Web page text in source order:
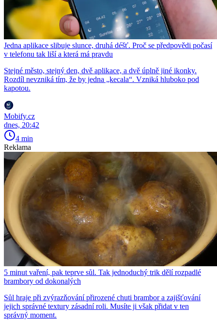
Jedna aplikace slibuje slunce, druhá déšť. Proč se předpovědi počasí
v telefonu tak liší a která má pravdu
Stejné město, stejný den, dvě aplikace, a dvě úplně jiné ikonky.
Rozdíl nevzniká tím, že by jedna „kecala“. Vzniká hluboko pod
kapotou.
Mobify.cz
dnes, 20:42
4 min
Reklama
5 minut vaření, pak teprve sůl. Tak jednoduchý trik dělí rozpadlé
brambory od dokonalých
Sůl hraje při zvýrazňování přirozené chuti brambor a zajišťování
jejich správné textury zásadní roli. Musíte ji však přidat v ten
správný moment.